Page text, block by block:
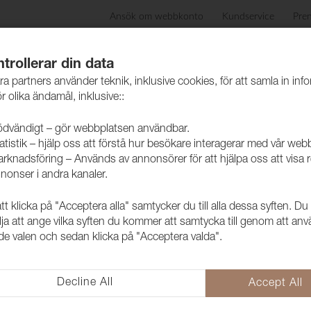
Ansök om webbkonto Kundservice
Produkter Skötselråd
Tyg Grace
1009005
Grace har precis som namnet
ger en mjuk och skön känsla i
Bra testresultat gör att det
din data
partners använder teknik, inklusive cookies, för att samla in
olika ändamål, inklusive::
– gör webbplatsen användbar.
– hjälp oss att förstå hur besökare interagerar med vår
– Används av annonsörer för att hjälpa oss att visa
i andra kanaler.
klicka på "Acceptera alla" samtycker du till alla dessa syften. Du
att ange vilka syften du kommer att samtycka till genom att
valen och sedan klicka på "Acceptera valda".
Decline All Accept All